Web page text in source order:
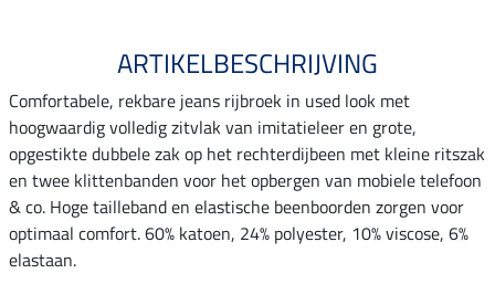
ARTIKELBESCHRIJVING
Comfortabele, rekbare jeans rijbroek in used look met
hoogwaardig volledig zitvlak van imitatieleer en grote,
opgestikte dubbele zak op het rechterdijbeen met kleine ritszak
en twee klittenbanden voor het opbergen van mobiele telefoon
& co. Hoge tailleband en elastische beenboorden zorgen voor
optimaal comfort. 60% katoen, 24% polyester, 10% viscose, 6%
elastaan.